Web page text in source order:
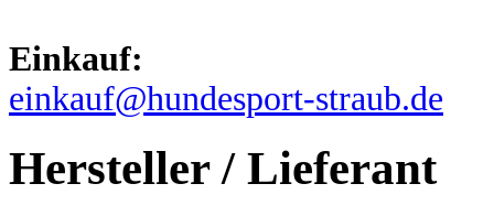
Einkauf:
einkauf@hundesport-straub.de
Hersteller / Lieferant